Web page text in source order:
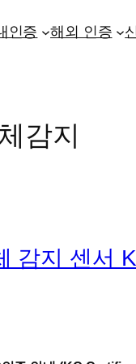
인증 해외 인증
감지
감지 센서